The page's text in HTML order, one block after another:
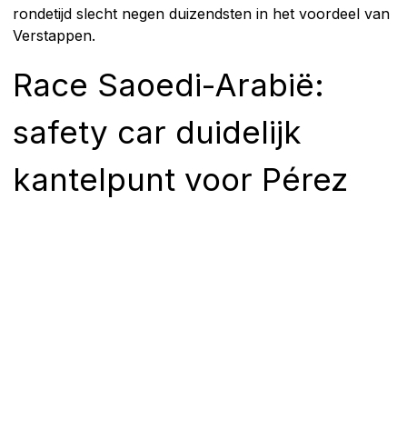
rondetijd slecht negen duizendsten in het voordeel van
Verstappen.
Race Saoedi-Arabië:
safety car duidelijk
kantelpunt voor Pérez